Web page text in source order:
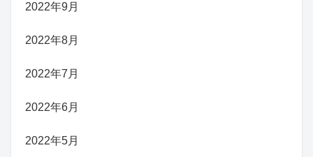
2022年9月
2022年8月
2022年7月
2022年6月
2022年5月